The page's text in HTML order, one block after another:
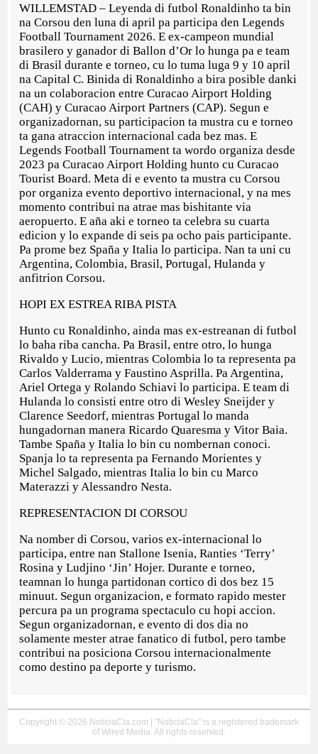
WILLEMSTAD – Leyenda di futbol Ronaldinho ta bin
na Corsou den luna di april pa participa den Legends
Football Tournament 2026. E ex-campeon mundial
brasilero y ganador di Ballon d’Or lo hunga pa e team
di Brasil durante e torneo, cu lo tuma luga 9 y 10 april
na Capital C. Binida di Ronaldinho a bira posible danki
na un colaboracion entre Curacao Airport Holding
(CAH) y Curacao Airport Partners (CAP). Segun e
organizadornan, su participacion ta mustra cu e torneo
ta gana atraccion internacional cada bez mas. E
Legends Football Tournament ta wordo organiza desde
2023 pa Curacao Airport Holding hunto cu Curacao
Tourist Board. Meta di e evento ta mustra cu Corsou
por organiza evento deportivo internacional, y na mes
momento contribui na atrae mas bishitante via
aeropuerto. E aña aki e torneo ta celebra su cuarta
edicion y lo expande di seis pa ocho pais participante.
Pa prome bez Spaña y Italia lo participa. Nan ta uni cu
Argentina, Colombia, Brasil, Portugal, Hulanda y
anfitrion Corsou.
HOPI EX ESTREA RIBA PISTA
Hunto cu Ronaldinho, ainda mas ex-estreanan di futbol
lo baha riba cancha. Pa Brasil, entre otro, lo hunga
Rivaldo y Lucio, mientras Colombia lo ta representa pa
Carlos Valderrama y Faustino Asprilla. Pa Argentina,
Ariel Ortega y Rolando Schiavi lo participa. E team di
Hulanda lo consisti entre otro di Wesley Sneijder y
Clarence Seedorf, mientras Portugal lo manda
hungadornan manera Ricardo Quaresma y Vitor Baia.
Tambe Spaña y Italia lo bin cu nombernan conoci.
Spanja lo ta representa pa Fernando Morientes y
Michel Salgado, mientras Italia lo bin cu Marco
Materazzi y Alessandro Nesta.
REPRESENTACION DI CORSOU
Na nomber di Corsou, varios ex-internacional lo
participa, entre nan Stallone Isenia, Ranties ‘Terry’
Rosina y Ludjino ‘Jin’ Hojer. Durante e torneo,
teamnan lo hunga partidonan cortico di dos bez 15
minuut. Segun organizacion, e formato rapido mester
percura pa un programa spectaculo cu hopi accion.
Segun organizadornan, e evento di dos dia no
solamente mester atrae fanatico di futbol, pero tambe
contribui na posiciona Corsou internacionalmente
como destino pa deporte y turismo.
Copyright © 2026 NoticiaCla.com | "NoticiaCla" is a registered trademark
of Wired Media. All rights reserved.